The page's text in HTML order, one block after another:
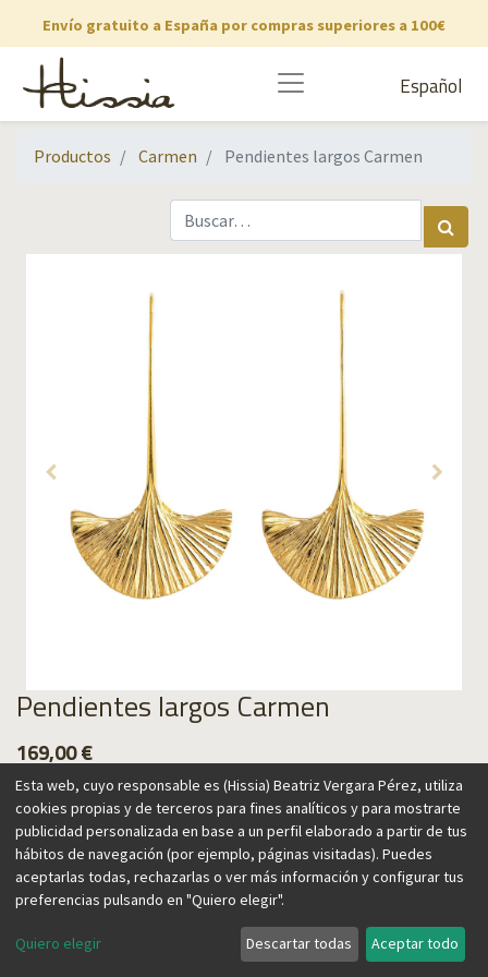
Envío gratuito a España por compras superiores a 100€
Español
Productos Carmen Pendientes largos Carmen
Pendientes largos Carmen
169,00€
Agregar al carrito
España y su artesanía inspiran esta colección, que aporta un
Esta web, cuyo responsable es (Hissia) Beatriz Vergara Pérez, utiliza
cookies propias y de terceros para fines analíticos y para mostrarte
publicidad personalizada en base a un perfil elaborado a partir de tus
hábitos de navegación (por ejemplo, páginas visitadas). Puedes
aceptarlas todas, rechazarlas o ver más información y configurar tus
preferencias pulsando en "Quiero elegir".
Quiero elegir Descartar todas Aceptar todo